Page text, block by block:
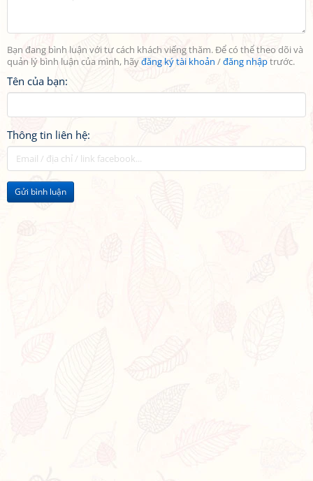
Bạn đang bình luận với tư cách khách viếng thăm. Để có thể theo dõi và
quản lý bình luận của mình, hãyđăng ký tài khoản /đăng nhậptrước.
Tên của bạn:
Thông tin liên hệ:
Gửi bình luận